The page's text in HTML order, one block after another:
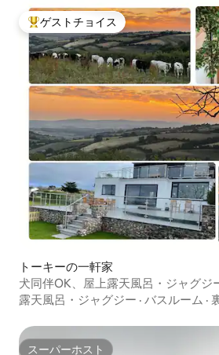
大好評のゲストチョイスです。
ゲストチョイス
トーキーの一軒家
犬同伴OK、屋上露天風呂・ジャグジ
露天風呂・ジャグジー · バスルーム ·
スーパーホスト